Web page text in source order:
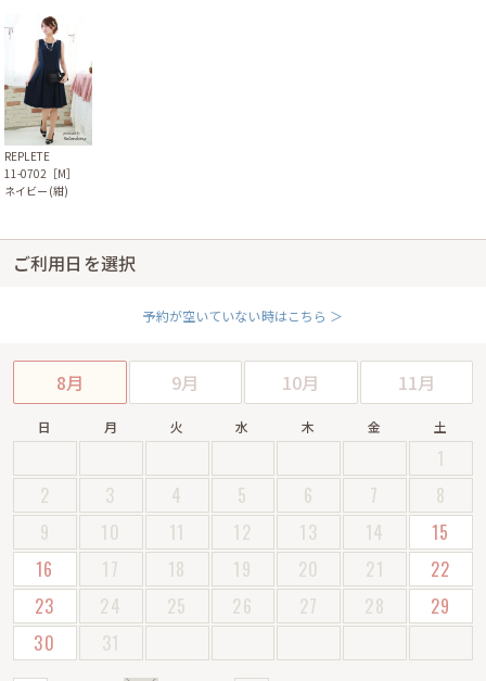
REPLETE
11-0702［M］
ネイビー(紺)
ご利用日を選択
予約が空いていない時はこちら ＞
8月 9月 10月 11月
日 月 火 水 木 金 土
1
2
3 4 5 6 7
8
9
10 11 12 13 14
15
16
17 18 19 20 21
22
23
24 25 26 27 28
29
30
31